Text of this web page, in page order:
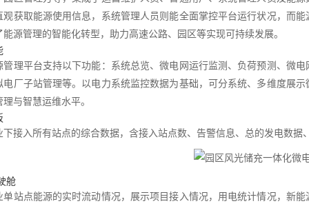
观获取能源使用信息，系统管理人员则能全面掌控平台运行状况，而
能源管理的智能化转型，助力高速公路、园区等实现可持续发展。
管理平台支持以下功能：系统总览、微电网运行监测、负荷预测、微
电厂子站管理等。以电力系统监控数据为基础，可分系统、多维度展
与智慧运维水平。
下接入所有站点的综合数据，含接入站点数、告警信息、总的发电数
舱
单站点能源的实时流动情况，展示项目接入情况，用电统计情况，新